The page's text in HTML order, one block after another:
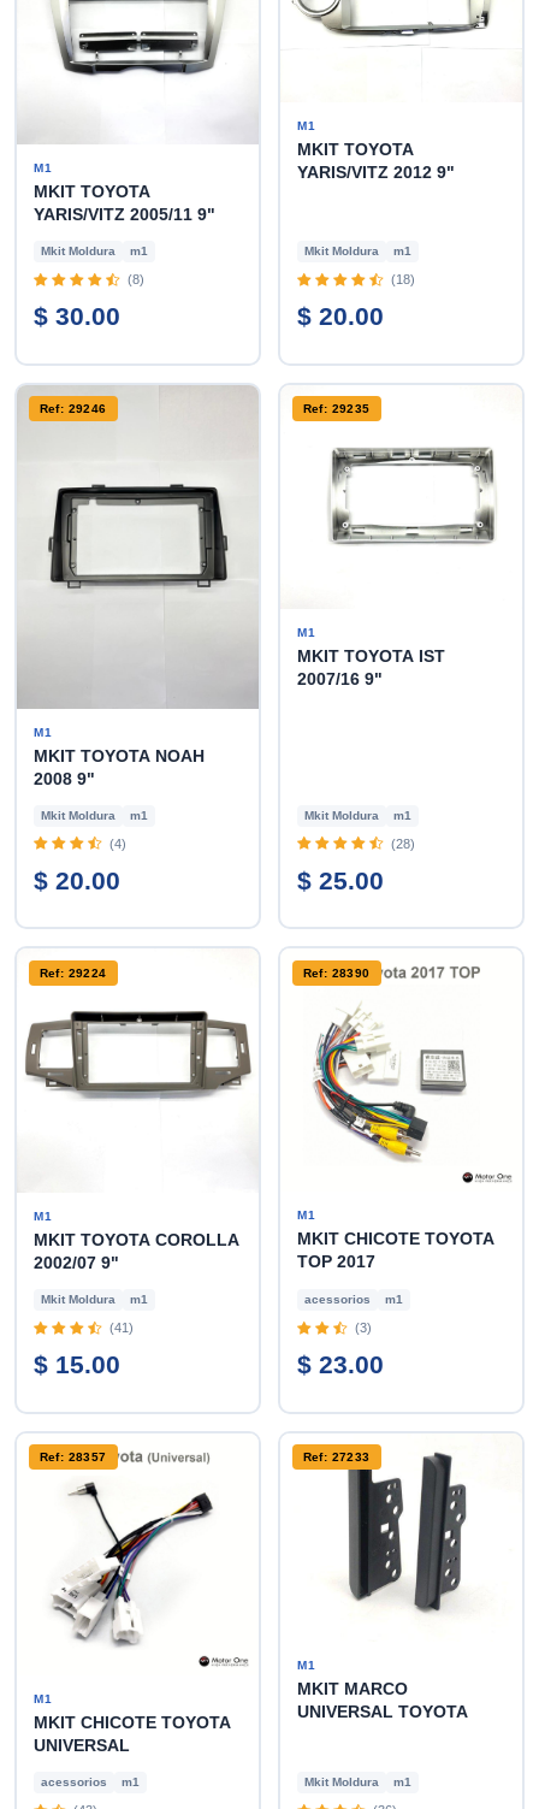
M1
MKIT TOYOTA
YARIS/VITZ 2005/11 9"
Mkit Moldura m1
(8)
$ 30.00
M1
MKIT TOYOTA
YARIS/VITZ 2012 9"
Mkit Moldura m1
(18)
$ 20.00
Ref: 29246
M1
MKIT TOYOTA NOAH
2008 9"
Mkit Moldura m1
(4)
$ 20.00
Ref: 29235
M1
MKIT TOYOTA IST
2007/16 9"
Mkit Moldura m1
(28)
$ 25.00
Ref: 29224
M1
MKIT TOYOTA COROLLA
2002/07 9"
Mkit Moldura m1
(41)
$ 15.00
Ref: 28390
M1
MKIT CHICOTE TOYOTA
TOP 2017
acessorios m1
(3)
$ 23.00
Ref: 28357
M1
MKIT CHICOTE TOYOTA
UNIVERSAL
acessorios m1
Ref: 27233
M1
MKIT MARCO
UNIVERSAL TOYOTA
Mkit Moldura m1